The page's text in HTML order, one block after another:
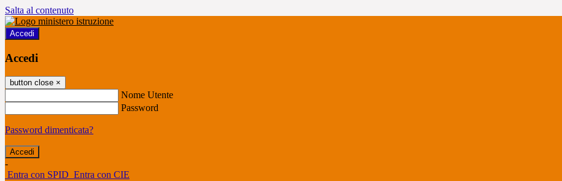
Salta al contenuto
Accedi
Accedi
button close ×
Nome Utente
Password
Password dimenticata?
-
Entra con SPID Entra con CIE